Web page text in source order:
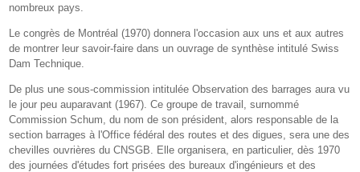
nombreux pays.
Le congrès de Montréal (1970) donnera l'occasion aux uns et aux autres
de montrer leur savoir-faire dans un ouvrage de synthèse intitulé Swiss
Dam Technique.
De plus une sous-commission intitulée Observation des barrages aura vu
le jour peu auparavant (1967). Ce groupe de travail, surnommé
Commission Schum, du nom de son président, alors responsable de la
section barrages à l'Office fédéral des routes et des digues, sera une des
chevilles ouvrières du CNSGB. Elle organisera, en particulier, dès 1970
des journées d'études fort prisées des bureaux d'ingénieurs et des